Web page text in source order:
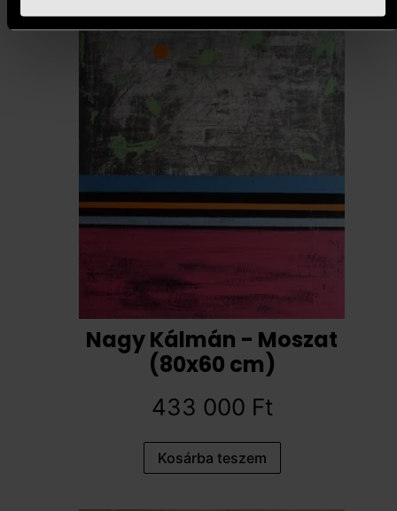
Nagy Kálmán - Moszat
(80x60 cm)
433 000 Ft
Kosárba teszem